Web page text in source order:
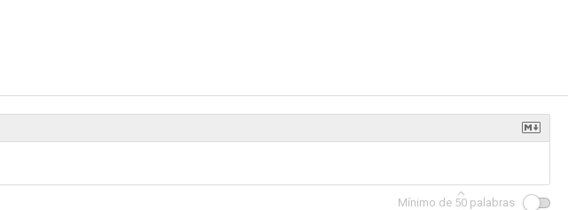
Mínimo de 50 palabras